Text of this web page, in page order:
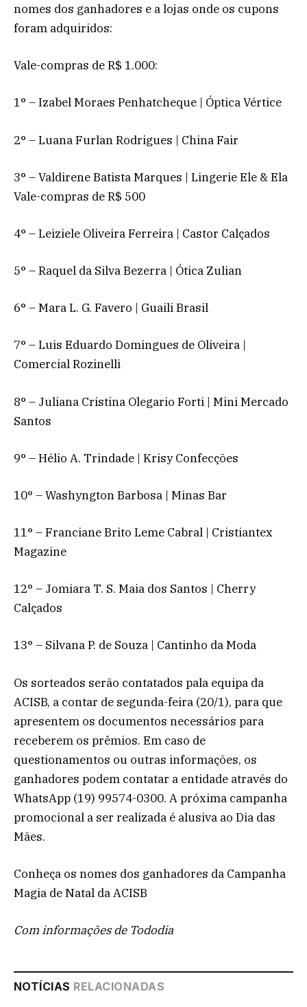
nomes dos ganhadores e a lojas onde os cupons
foram adquiridos:
Vale-compras de R$ 1.000:
1° – Izabel Moraes Penhatcheque | Óptica Vértice
2° – Luana Furlan Rodrigues | China Fair
3° – Valdirene Batista Marques | Lingerie Ele & Ela
Vale-compras de R$ 500
4° – Leiziele Oliveira Ferreira | Castor Calçados
5° – Raquel da Silva Bezerra | Ótica Zulian
6° – Mara L. G. Favero | Guaili Brasil
7° – Luis Eduardo Domingues de Oliveira |
Comercial Rozinelli
8° – Juliana Cristina Olegario Forti | Mini Mercado
Santos
9° – Hélio A. Trindade | Krisy Confecções
10° – Washyngton Barbosa | Minas Bar
11° – Franciane Brito Leme Cabral | Cristiantex
Magazine
12° – Jomiara T. S. Maia dos Santos | Cherry
Calçados
13° – Silvana P. de Souza | Cantinho da Moda
Os sorteados serão contatados pala equipa da
ACISB, a contar de segunda-feira (20/1), para que
apresentem os documentos necessários para
receberem os prêmios. Em caso de
questionamentos ou outras informações, os
ganhadores podem contatar a entidade através do
WhatsApp (19) 99574-0300. A próxima campanha
promocional a ser realizada é alusiva ao Dia das
Mães.
Conheça os nomes dos ganhadores da Campanha
Magia de Natal da ACISB
Com informações de Tododia
NOTÍCIAS RELACIONADAS